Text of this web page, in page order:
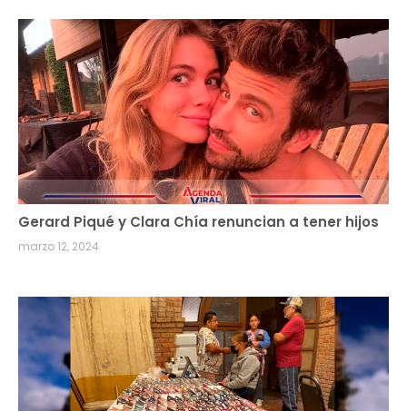
Gerard Piqué y Clara Chía renuncian a tener hijos
marzo 12, 2024